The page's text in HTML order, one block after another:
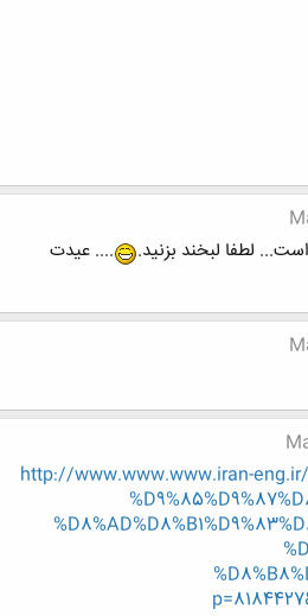
لطفا لبخند بزنید.
.... عیدت
http://www.www.www.iran-